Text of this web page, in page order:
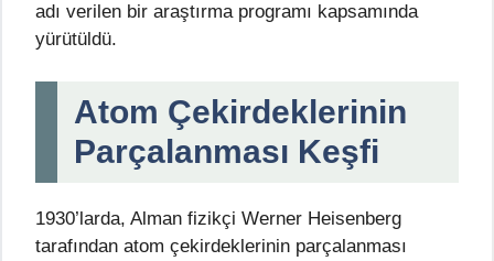
adı verilen bir araştırma programı kapsamında
yürütüldü.
Atom Çekirdeklerinin
Parçalanması Keşfi
1930’larda, Alman fizikçi Werner Heisenberg
tarafından atom çekirdeklerinin parçalanması